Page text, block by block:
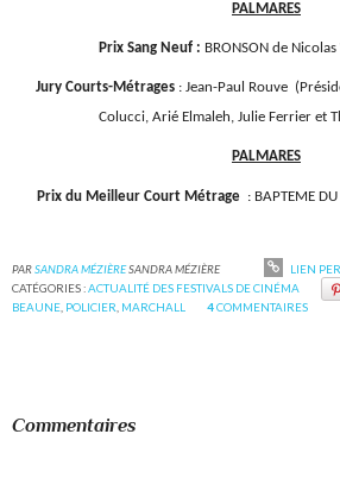
PALMARES
Prix Sang Neuf : BRONSON de Nicolas
Jury Courts-Métrages: Jean-Paul Rouve
Colucci, Arié Elmaleh, Julie Ferrier et
PALMARES
Prix du Meilleur Court Métrage : BAPTEME
PARSANDRA MÉZIÈRESANDRA MÉZIÈRE LIEN
CATÉGORIES :ACTUALITÉ DES FESTIVALS DE CINÉMA
BEAUNE POLICIER MARCHALL 4COMMENTAIRES
Commentaires